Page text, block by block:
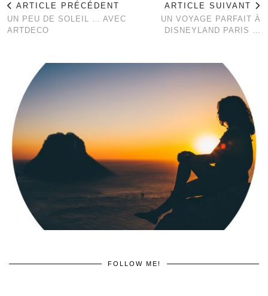
ARTICLE PRÉCÉDENT
UN PEU DE SOLEIL … AVEC
ARTDECO
ARTICLE SUIVANT
UN VOYAGE PARFAIT À
DISNEYLAND PARIS …
FOLLOW ME!